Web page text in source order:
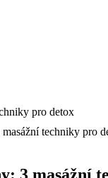
techniky pro